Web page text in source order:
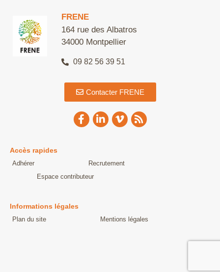
FRENE
164 rue des Albatros
34000 Montpellier
09 82 56 39 51
Contacter FRENE
Accès rapides
Adhérer
Recrutement
Espace contributeur
Informations légales
Plan du site Mentions légales